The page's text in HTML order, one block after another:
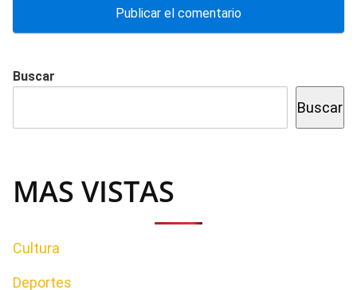
Buscar
Buscar
MAS VISTAS
Cultura
Deportes